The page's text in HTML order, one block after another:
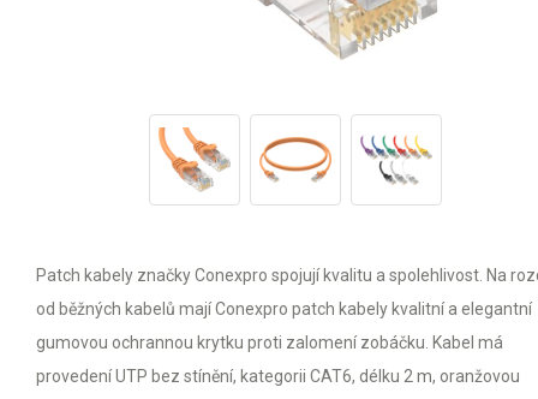
Patch kabely značky Conexpro spojují kvalitu a spolehlivost. Na
od běžných kabelů mají Conexpro patch kabely kvalitní a elegantní
gumovou ochrannou krytku proti zalomení zobáčku. Kabel má
provedení UTP bez stínění, kategorii CAT6, délku 2 m, oranžovou